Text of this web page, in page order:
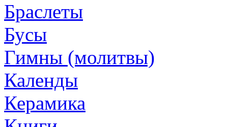
Браслеты
Бусы
Гимны (молитвы)
Календы
Керамика